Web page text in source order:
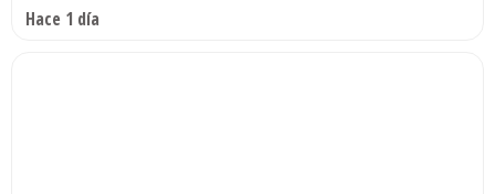
Hace 1 día